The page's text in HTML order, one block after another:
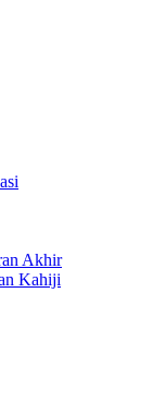
Akhir
Kahiji